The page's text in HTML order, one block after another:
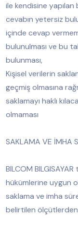
ile kendisine
cevabın yetersiz
içinde cevap
bulunulması ve bu
bulunması,
Kişisel verilerin
geçmiş olmasına
saklamayı haklı
olmaması
SAKLAMA VE İMHA
BILCOM
hükümlerine uygun
saklama ve imha
belirtilen ölçütlerden